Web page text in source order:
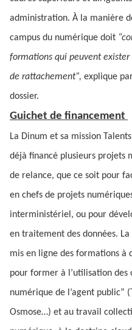
administration. À la manière
campus du numérique doit
formations qui peuvent
de rattachement”, explique
dossier.
Guichet de financement
La Dinum et sa mission
déjà financé plusieurs projets
de relance, que ce soit pour
en chefs de projets
interministériel, ou pour
en traitement des données.
mis en ligne des formations à
pour former à l’utilisation des
numérique de l’agent public”
Osmose…) et au travail